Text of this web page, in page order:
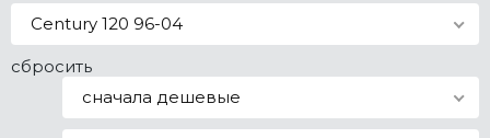
Century 120 96-04
сбросить
сначала дешевые